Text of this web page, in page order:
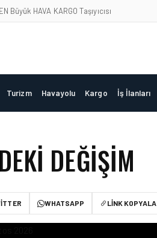
Büyük HAVA KARGO Taşıyıcısı
Turizm Havayolu Kargo İş İlanları
DEĞIŞIM
WHATSAPP LINK KOPYALA